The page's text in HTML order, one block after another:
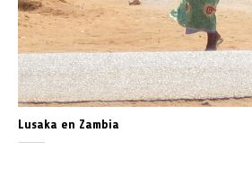
Lusaka en Zambia